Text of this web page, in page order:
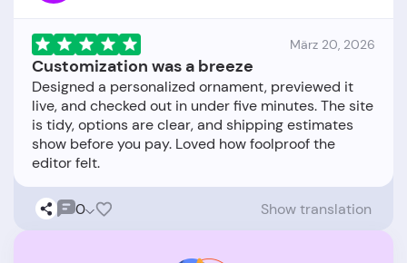
März 20, 2026
Customization was a breeze
Designed a personalized ornament, previewed it
live, and checked out in under five minutes. The site
is tidy, options are clear, and shipping estimates
show before you pay. Loved how foolproof the
0 Show translation